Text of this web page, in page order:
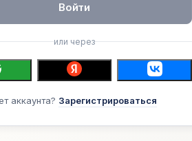
Войти
или через
аккаунта? Зарегистрироваться